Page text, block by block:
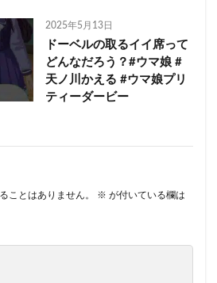
2025年5月13日
ドーベルの取るイイ席って
どんなだろう？#ウマ娘 #
天ノ川かえる #ウマ娘プリ
ティーダービー
ことはありません。 ※ が付いている欄は